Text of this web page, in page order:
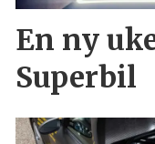
En ny
Superbil